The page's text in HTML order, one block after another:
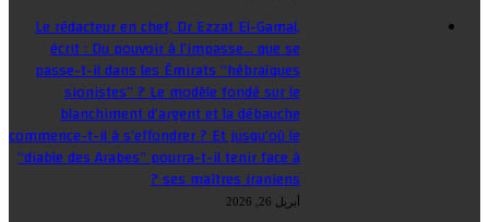
Le rédacteur en chef, Dr Ezzat El-Gamal,
écrit : Du pouvoir à l’impasse… que se
passe-t-il dans les Émirats “hébraïques
sionistes” ? Le modèle fondé sur le
blanchiment d’argent et la débauche
commence-t-il à s’effondrer ? Et jusqu’où le
“diable des Arabes” pourra-t-il tenir face à
ses maîtres iraniens ?
أبريل 26, 2026